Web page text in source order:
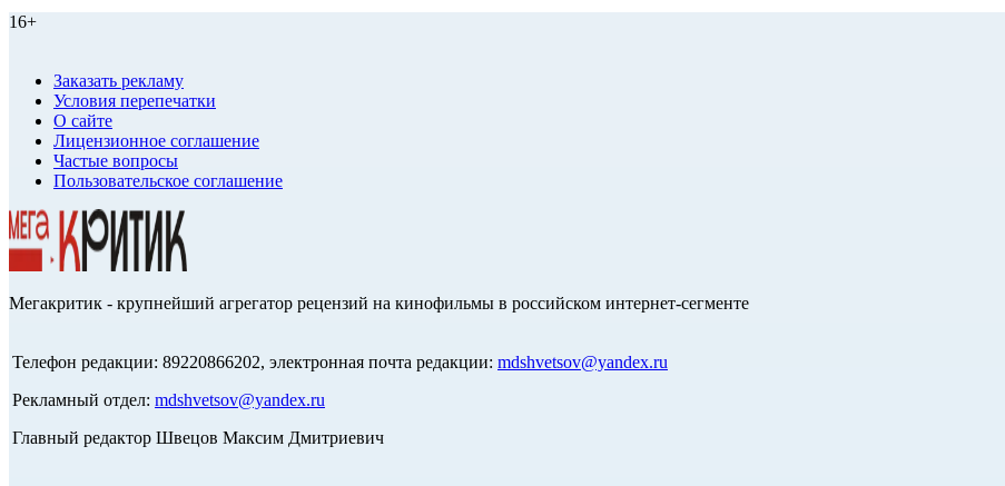
16+
Заказать рекламу
Условия перепечатки
О сайте
Лицензионное соглашение
Частые вопросы
Пользовательское соглашение
Мегакритик - крупнейший агрегатор рецензий на кинофильмы в российском интернет-сегменте
Телефон редакции: 89220866202, электронная почта редакции: mdshvetsov@yandex.ru
Рекламный отдел: mdshvetsov@yandex.ru
Главный редактор Швецов Максим Дмитриевич